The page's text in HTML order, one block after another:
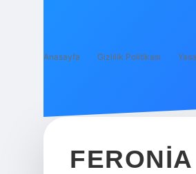
Anasayfa Gizlilik Politikası